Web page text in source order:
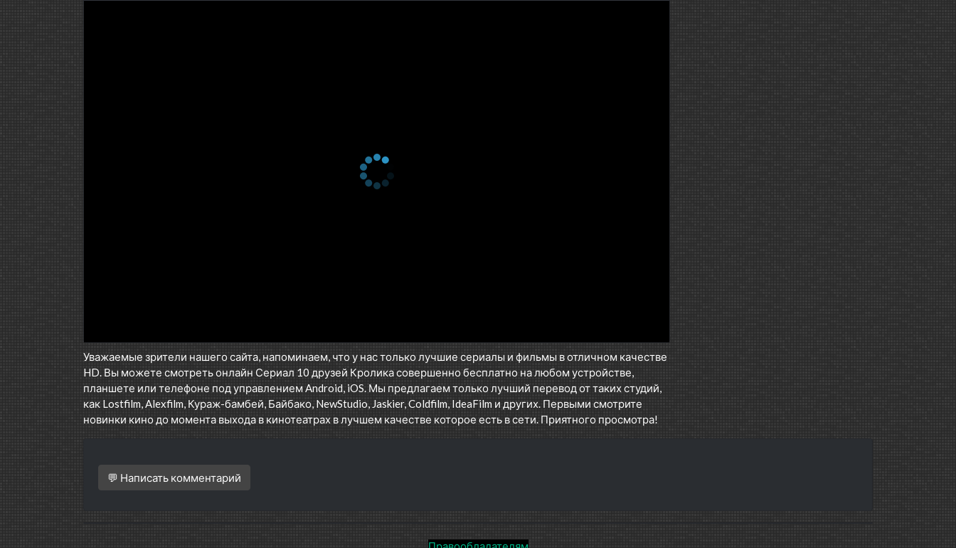
1 сезон 78 серия
1 сезон 77 серия
1 сезон 69 серия
1 сезон 68 серия
1 сезон 67 серия
1 сезон 66 серия
1 сезон 62 серия
Уважаемые зрители нашего сайта, напоминаем, что у нас только лучшие сериалы и фильмы в отличном качестве
HD. Вы можете смотреть онлайн Сериал 10 друзей Кролика совершенно бесплатно на любом устройстве,
планшете или телефоне под управлением Android, iOS. Мы предлагаем только лучший перевод от таких студий,
как Lostfilm, Alexfilm, Кураж-бамбей, Байбако, NewStudio, Jaskier, Coldfilm, IdeaFilm и других. Первыми смотрите
новинки кино до момента выхода в кинотеатрах в лучшем качестве которое есть в сети. Приятного просмотра!
💬 Написать комментарий